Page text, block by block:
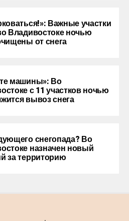
Важные участки
Владивостоке ночью
от снега
машины»: Во
с 11 участков ночью
вывоз снега
снегопада? Во
назначен новый
за территорию